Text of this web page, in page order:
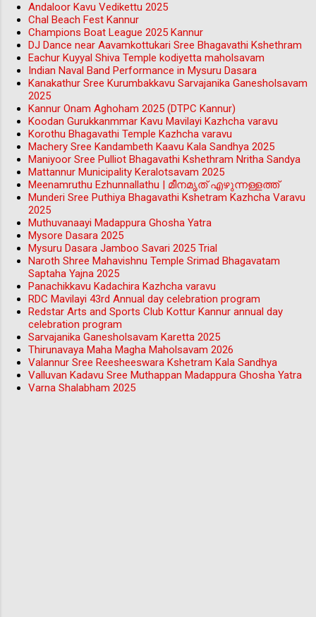
Andaloor Kavu Vedikettu 2025
Chal Beach Fest Kannur
Champions Boat League 2025 Kannur
DJ Dance near Aavamkottukari Sree Bhagavathi Kshethram
Eachur Kuyyal Shiva Temple kodiyetta maholsavam
Indian Naval Band Performance in Mysuru Dasara
Kanakathur Sree Kurumbakkavu Sarvajanika Ganesholsavam
2025
Kannur Onam Aghoham 2025 (DTPC Kannur)
Koodan Gurukkanmmar Kavu Mavilayi Kazhcha varavu
Korothu Bhagavathi Temple Kazhcha varavu
Machery Sree Kandambeth Kaavu Kala Sandhya 2025
Maniyoor Sree Pulliot Bhagavathi Kshethram Nritha Sandya
Mattannur Municipality Keralotsavam 2025
Meenamruthu Ezhunnallathu | മീനമൃത് എഴുന്നള്ളത്ത്
Munderi Sree Puthiya Bhagavathi Kshetram Kazhcha Varavu
2025
Muthuvanaayi Madappura Ghosha Yatra
Mysore Dasara 2025
Mysuru Dasara Jamboo Savari 2025 Trial
Naroth Shree Mahavishnu Temple Srimad Bhagavatam
Saptaha Yajna 2025
Panachikkavu Kadachira Kazhcha varavu
RDC Mavilayi 43rd Annual day celebration program
Redstar Arts and Sports Club Kottur Kannur annual day
celebration program
Sarvajanika Ganesholsavam Karetta 2025
Thirunavaya Maha Magha Maholsavam 2026
Valannur Sree Reesheeswara Kshetram Kala Sandhya
Valluvan Kadavu Sree Muthappan Madappura Ghosha Yatra
Varna Shalabham 2025